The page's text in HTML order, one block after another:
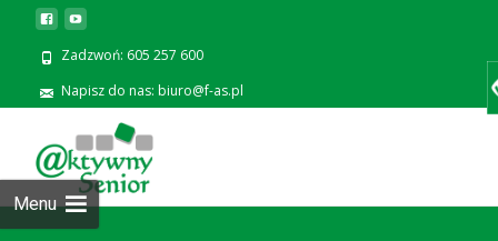
Zadzwoń: 605 257 600
Napisz do nas: biuro@f-as.pl
Menu